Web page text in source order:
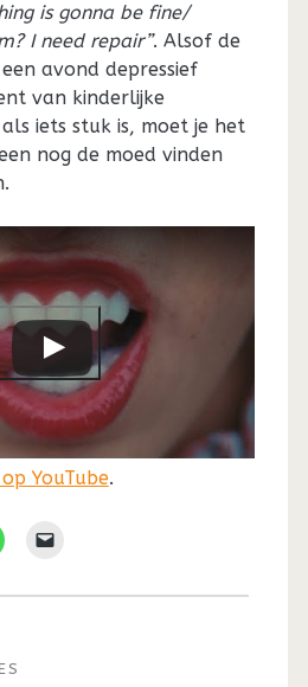
is gonna be fine/
I need repair”. Alsof de
avond depressief
van kinderlijke
iets stuk is, moet je het
nog de moed vinden
YouTube.